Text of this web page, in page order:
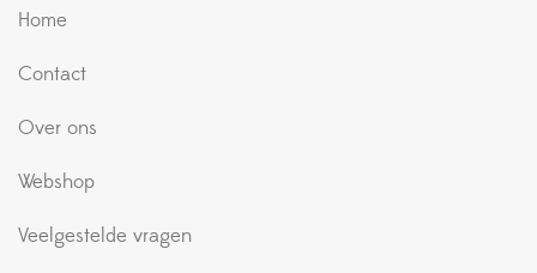
Home
Contact
Over ons
Webshop
Veelgestelde vragen